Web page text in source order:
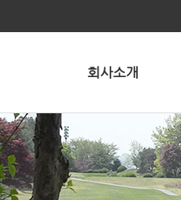
회사소개